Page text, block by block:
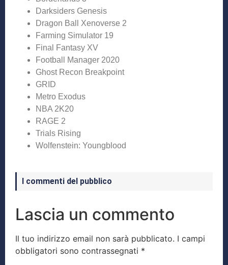
Darksiders Genesis
Dragon Ball Xenoverse 2
Farming Simulator 19
Final Fantasy XV
Football Manager 2020
Ghost Recon Breakpoint
GRID
Metro Exodus
NBA 2K20
RAGE 2
Trials Rising
Wolfenstein: Youngblood
I commenti del pubblico
Lascia un commento
Il tuo indirizzo email non sarà pubblicato. I campi
obbligatori sono contrassegnati *